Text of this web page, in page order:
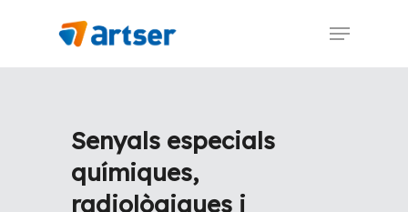
content
Menu
Senyals especials
químiques,
radiològiques i